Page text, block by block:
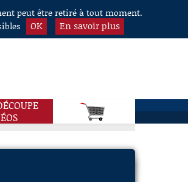
peut être retiré à tout moment.
OK En savoir plus